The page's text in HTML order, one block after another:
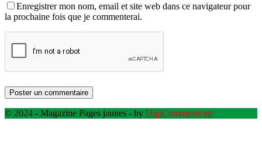
Enregistrer mon nom, email et site web dans ce navigateur pour
la prochaine fois que je commenterai.
© 2024 - Magazine Pages jaunes - by DigiCommunicate